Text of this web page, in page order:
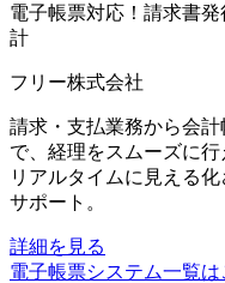
電子帳票対応！請求書
計
フリー株式会社
請求・支払業務から会
で、経理をスムーズに
リアルタイムに見える
サポート。
詳細を見る
電子帳票システム一覧は